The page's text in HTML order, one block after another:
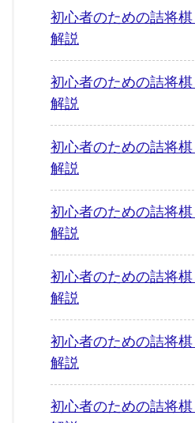
初心者のための詰将
解説
初心者のための詰将
解説
初心者のための詰将
解説
初心者のための詰将
解説
初心者のための詰将
解説
初心者のための詰将
解説
初心者のための詰将